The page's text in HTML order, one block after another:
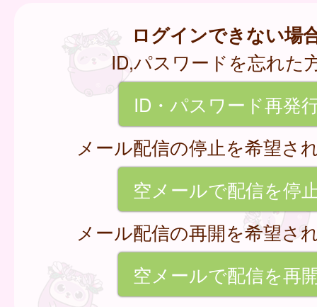
ログインできない場
ID,パスワードを忘れた
ID・パスワード再発
メール配信の停止を希望さ
空メールで配信を停
メール配信の再開を希望さ
空メールで配信を再